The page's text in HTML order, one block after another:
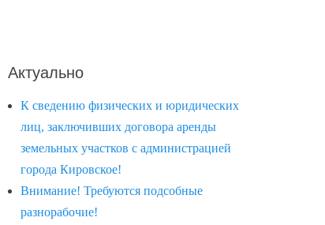
Актуально
К сведению физических и юридических
лиц, заключивших договора аренды
земельных участков с администрацией
города Кировское!
Внимание! Требуются подсобные
разнорабочие!